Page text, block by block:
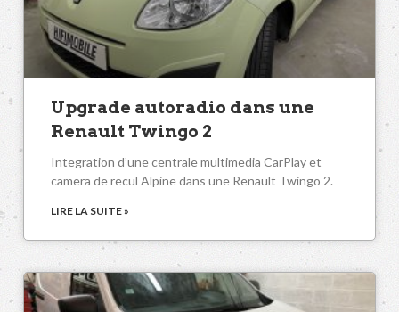
Upgrade autoradio dans une
Renault Twingo 2
Integration d’une centrale multimedia CarPlay et
camera de recul Alpine dans une Renault Twingo 2.
LIRE LA SUITE »